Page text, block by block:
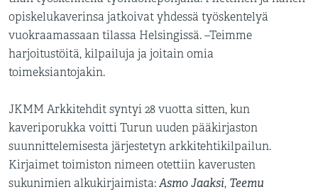
opiskelukaverinsa jatkoivat yhdessä työskentelyä
vuokraamassaan tilassa Helsingissä. –Teimme
harjoitustöitä, kilpailuja ja joitain omia
toimeksiantojakin.
JKMM Arkkitehdit syntyi 28 vuotta sitten, kun
kaveriporukka voitti Turun uuden pääkirjaston
suunnittelemisesta järjestetyn arkkitehtikilpailun.
Kirjaimet toimiston nimeen otettiin kaverusten
sukunimien alkukirjaimista:Asmo Jaaksi, Teemu